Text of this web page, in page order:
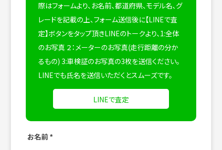
際はフォームより、お名前、都道府県、モデル名、グ
レードを記載の上、フォーム送信後に【LINEで査
定】ボタンをタップ頂きLINEのトークより、1:全体
のお写真 ２：メーターのお写真(走行距離の分か
るもの) 3:車検証のお写真の3枚を送信ください。
LINEでも氏名を送信いただくとスムーズです。
LINEで査定
お名前 *